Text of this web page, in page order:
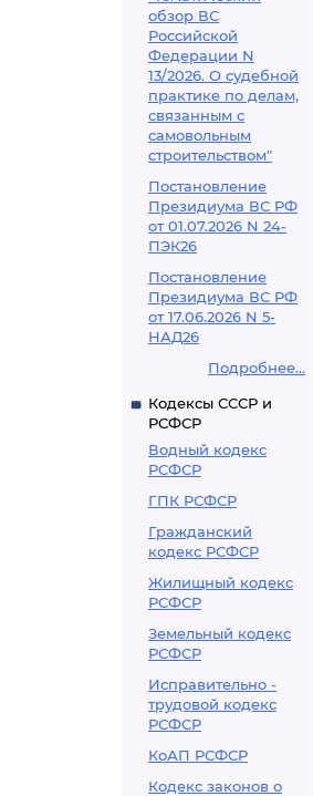
обзор ВС
Российской
Федерации N
13/2026. О судебной
практике по делам,
связанным с
самовольным
строительством"
Постановление
Президиума ВС РФ
от 01.07.2026 N 24-
ПЭК26
Постановление
Президиума ВС РФ
от 17.06.2026 N 5-
НАД26
Подробнее...
Кодексы СССР и
РСФСР
Водный кодекс
РСФСР
ГПК РСФСР
Гражданский
кодекс РСФСР
Жилищный кодекс
РСФСР
Земельный кодекс
РСФСР
Исправительно -
трудовой кодекс
РСФСР
КоАП РСФСР
Кодекс законов о